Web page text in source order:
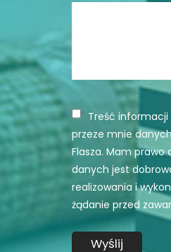
Treść informacji
przeze mnie
Flasza. Mam
danych jest
realizowania i
żądanie przed